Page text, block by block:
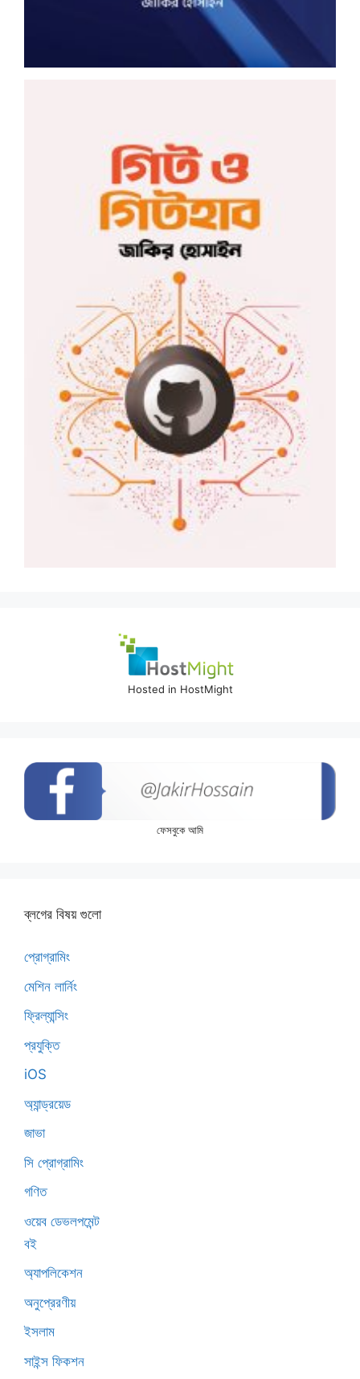
Hosted in HostMight
ফেসবুকে আমি
ব্লগের বিষয় গুলো
প্রোগ্রামিং
মেশিন লার্নিং
ফ্রিল্যান্সিং
প্রযুক্তি
iOS
অ্যান্ড্রয়েড
জাভা
সি প্রোগ্রামিং
গণিত
ওয়েব ডেভলপমেন্ট
বই
অ্যাপলিকেশন
অনুপ্রেরণীয়
ইসলাম
সাইন্স ফিকশন